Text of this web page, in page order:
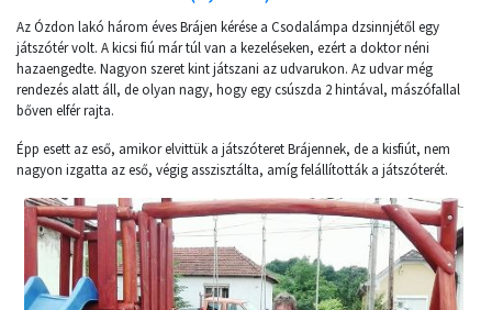
Az Ózdon lakó három éves Brájen kérése a Csodalámpa dzsinnjétől egy
játszótér volt. A kicsi fiú már túl van a kezeléseken, ezért a doktor néni
hazaengedte. Nagyon szeret kint játszani az udvarukon. Az udvar még
rendezés alatt áll, de olyan nagy, hogy egy csúszda 2 hintával, mászófallal
bőven elfér rajta.
Épp esett az eső, amikor elvittük a játszóteret Brájennek, de a kisfiút, nem
nagyon izgatta az eső, végig asszisztálta, amíg felállították a játszóterét.